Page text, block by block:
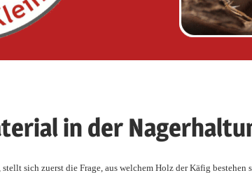
in der
sich zuerst die Frage, aus welchem Holz der Käfig